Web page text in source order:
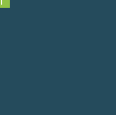
Nach oben scrollen